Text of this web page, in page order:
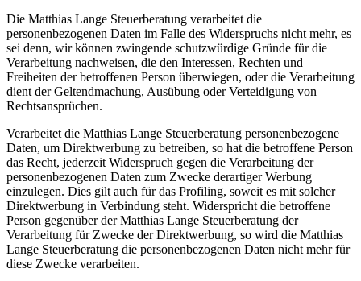
Die Matthias Lange Steuerberatung verarbeitet die
personenbezogenen Daten im Falle des Widerspruchs nicht mehr, es
sei denn, wir können zwingende schutzwürdige Gründe für die
Verarbeitung nachweisen, die den Interessen, Rechten und
Freiheiten der betroffenen Person überwiegen, oder die Verarbeitung
dient der Geltendmachung, Ausübung oder Verteidigung von
Rechtsansprüchen.
Verarbeitet die Matthias Lange Steuerberatung personenbezogene
Daten, um Direktwerbung zu betreiben, so hat die betroffene Person
das Recht, jederzeit Widerspruch gegen die Verarbeitung der
personenbezogenen Daten zum Zwecke derartiger Werbung
einzulegen. Dies gilt auch für das Profiling, soweit es mit solcher
Direktwerbung in Verbindung steht. Widerspricht die betroffene
Person gegenüber der Matthias Lange Steuerberatung der
Verarbeitung für Zwecke der Direktwerbung, so wird die Matthias
Lange Steuerberatung die personenbezogenen Daten nicht mehr für
diese Zwecke verarbeiten.